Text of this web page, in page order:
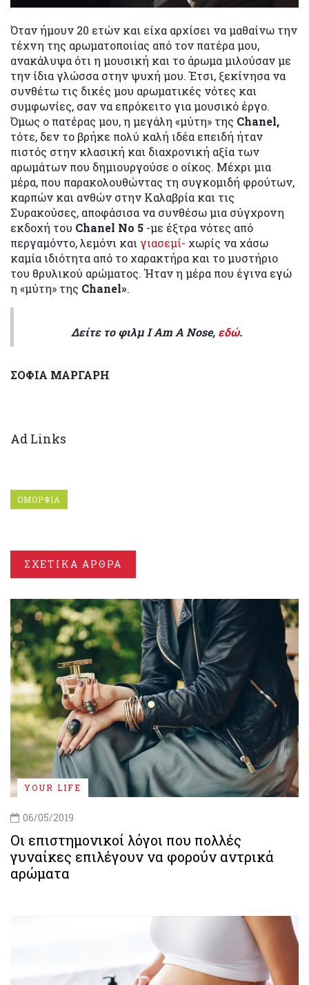
Όταν ήμουν 20 ετών και είχα αρχίσει να μαθαίνω την
τέχνη της αρωματοποιίας από τον πατέρα μου,
ανακάλυψα ότι η μουσική και το άρωμα μιλούσαν με
την ίδια γλώσσα στην ψυχή μου. Έτσι, ξεκίνησα να
συνθέτω τις δικές μου αρωματικές νότες και
συμφωνίες, σαν να επρόκειτο για μουσικό έργο.
Όμως ο πατέρας μου, η μεγάλη «μύτη» της Chanel,
τότε, δεν το βρήκε πολύ καλή ιδέα επειδή ήταν
πιστός στην κλασική και διαχρονική αξία των
αρωμάτων που δημιουργούσε ο οίκος. Μέχρι μια
μέρα, που παρακολουθώντας τη συγκομιδή φρούτων,
καρπών και ανθών στην Καλαβρία και τις
Συρακούσες, αποφάσισα να συνθέσω μια σύγχρονη
εκδοχή του Chanel No 5 -με έξτρα νότες από
περγαμόντο, λεμόνι και γιασεμί- χωρίς να χάσω
καμία ιδιότητα από το χαρακτήρα και το μυστήριο
του θρυλικού αρώματος. Ήταν η μέρα που έγινα εγώ
η «μύτη» της Chanel».
Δείτε το φιλμ I Am A Nose, εδώ.
ΣΟΦΙΑ ΜΑΡΓΑΡΗ
Ad Links
ΟΜΟΡΦΙΑ
ΣΧΕΤΙΚΑ ΑΡΘΡΑ
YOUR LIFE
06/05/2019
Οι επιστημονικοί λόγοι που πολλές
γυναίκες επιλέγουν να φορούν αντρικά
αρώματα